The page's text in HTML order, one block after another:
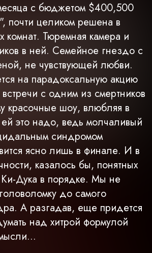
c бюджетом $400,500
почти целиком решена в
комнат. Тюремная камера и
в ней. Семейное гнездо с
не чувствующей любви.
на парадоксальную акцию
с одним из смертников
красочные шоу, влюбляя в
это надо, ведь молчаливый
синдромом
ясно лишь в финале. И в
казалось бы, понятных
Дука в порядке. Мы не
до самого
А разгадав, еще придется
над хитрой формулой